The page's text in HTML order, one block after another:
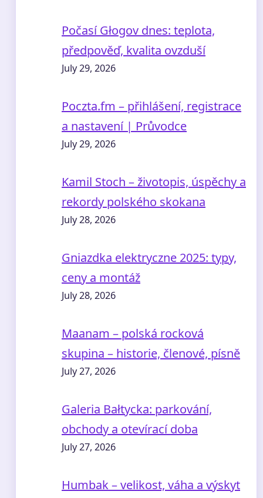
Počasí Głogov dnes: teplota,
předpověď, kvalita ovzduší
July 29, 2026
Poczta.fm – přihlášení, registrace
a nastavení | Průvodce
July 29, 2026
Kamil Stoch – životopis, úspěchy a
rekordy polského skokana
July 28, 2026
Gniazdka elektryczne 2025: typy,
ceny a montáž
July 28, 2026
Maanam – polská rocková
skupina – historie, členové, písně
July 27, 2026
Galeria Bałtycka: parkování,
obchody a otevírací doba
July 27, 2026
Humbak – velikost, váha a výskyt